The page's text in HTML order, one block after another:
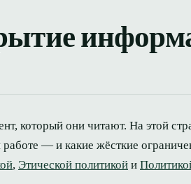
который они читают. На этой
— и какие жёсткие
, Этической политикой и